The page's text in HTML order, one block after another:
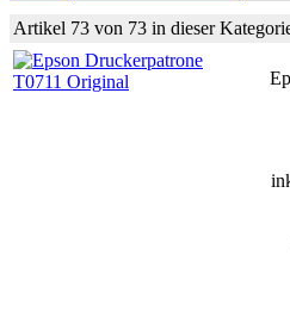
Artikel 73 von 73 in dieser